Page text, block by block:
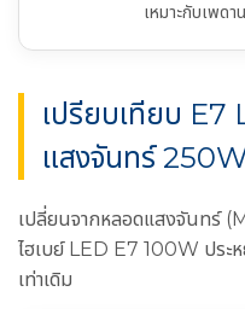
เหมาะกับเพด
เปรียบเทียบ
แสงจันทร์
เปลี่ยนจากหลอดแสงจันทร์
ไฮเบย์ LED E7 100W ประห
เท่าเดิม